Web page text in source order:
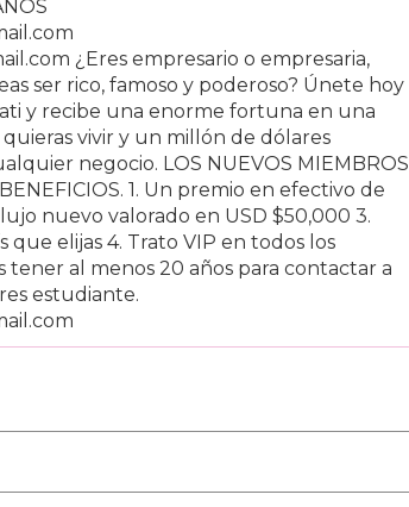
¿Eres empresario o empresaria,
ser rico, famoso y poderoso? Únete hoy
y recibe una enorme fortuna en una
vivir y un millón de dólares
negocio. LOS NUEVOS MIEMBROS
1. Un premio en efectivo de
nuevo valorado en USD $50,000 3.
que elijas 4. Trato VIP en todos los
al menos 20 años para contactar a
estudiante.